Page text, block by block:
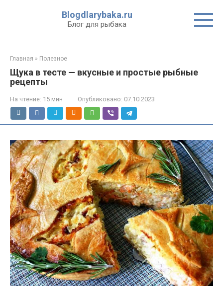
Blogdlarybaka.ru
Блог для рыбака
Главная » Полезное
Щука в тесте — вкусные и простые рыбные
рецепты
На чтение: 15 мин Опубликовано: 07.10.2023